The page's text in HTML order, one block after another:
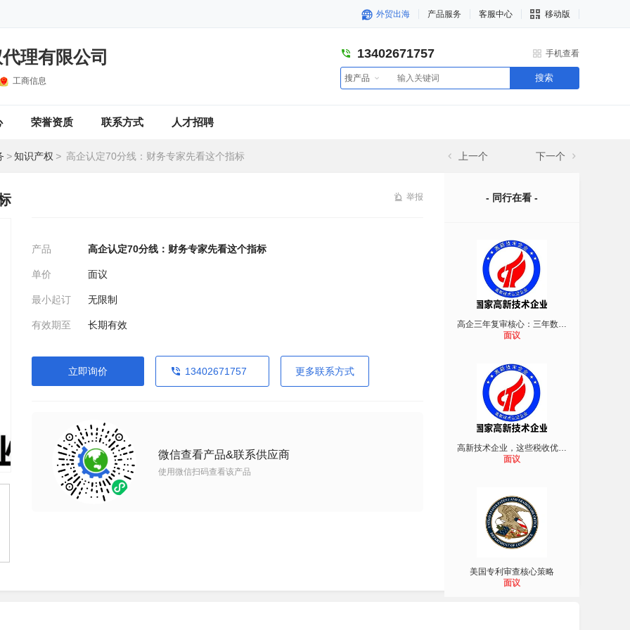
外贸出海 产品服务 客服中心 移动版
理有限公司
工商信息
13402671757 手机查看
搜产品 搜索
荣誉资质 联系方式 人才招聘
>知识产权 > 高企认定70分线：财务专家先看这个指标 上一个 下一个
举报
产品 高企认定70分线：财务专家先看这个指标
单价 面议
最小起订 无限制
有效期至 长期有效
立即询价 13402671757 更多联系方式
微信查看产品&联系供应商
使用微信扫码查看该产品
- 同行在看 -
高企三年复审核心：三年数据连贯，临
面议
高新技术企业，这些税收优惠事项要留
面议
美国专利审查核心策略
面议